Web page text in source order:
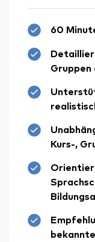
60
Gruppen
Kurs-,